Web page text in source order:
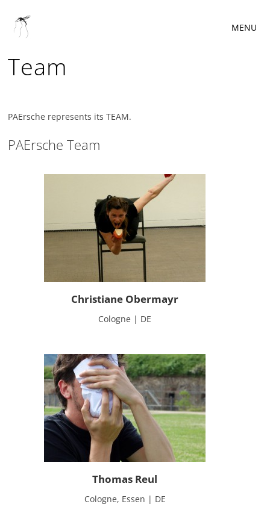
MENU
Team
PAErsche represents its TEAM.
PAErsche Team
Christiane Obermayr
Cologne | DE
Thomas Reul
Cologne, Essen | DE